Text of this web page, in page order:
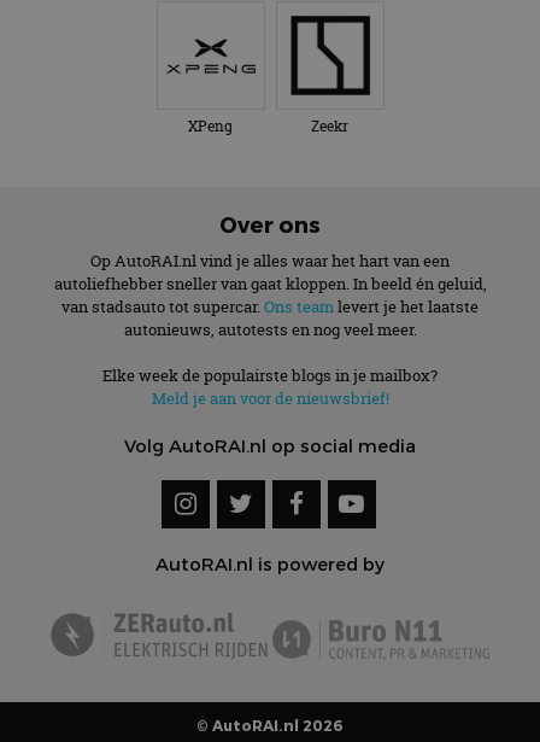
XPeng Zeekr
Over ons
Op AutoRAI.nl vind je alles waar het hart van een
autoliefhebber sneller van gaat kloppen. In beeld én geluid,
van stadsauto tot supercar. Ons teamlevert je het laatste
autonieuws, autotests en nog veel meer.
Elke week de populairste blogs in je mailbox?
Meld je aan voor de nieuwsbrief!
Volg AutoRAI.nl op social media
AutoRAI.nl is powered by
© AutoRAI.nl 2026